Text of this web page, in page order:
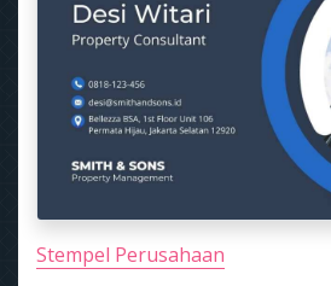
Stempel Perusahaan